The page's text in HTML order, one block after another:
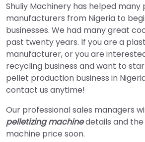
Shuliy Machinery has helped many
manufacturers from Nigeria to
businesses. We had many great
past twenty years. If you are a
manufacturer, or you are
recycling business and want to
pellet production business in
contact us anytime!
Our professional sales managers
pelletizing machinedetails and
machine price soon.